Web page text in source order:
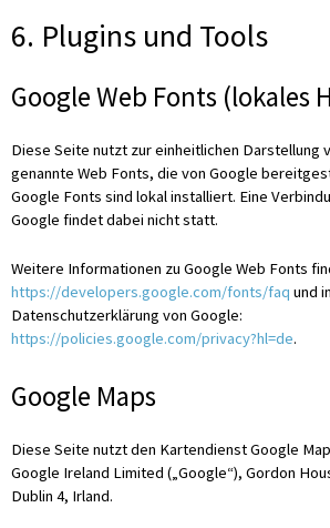
6. Plugins und Tools
Google Web Fonts (lokales
Diese Seite nutzt zur einheitlichen Darstellung
genannte Web Fonts, die von Google
Google Fonts sind lokal installiert. Eine
Google findet dabei nicht statt.
Weitere Informationen zu Google Web Fonts
https://developers.google.com/fonts/faq und
Datenschutzerklärung von Google:
https://policies.google.com/privacy?hl=de.
Google Maps
Diese Seite nutzt den Kartendienst Google
Google Ireland Limited („Google“), Gordon
Dublin 4, Irland.